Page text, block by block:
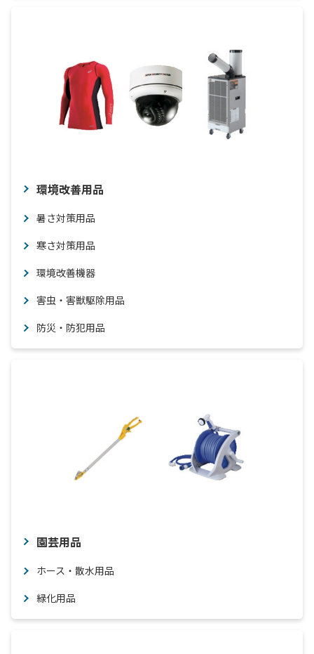
環境改善用品
暑さ対策用品
寒さ対策用品
環境改善機器
害虫・害獣駆除用品
防災・防犯用品
園芸用品
ホース・散水用品
緑化用品